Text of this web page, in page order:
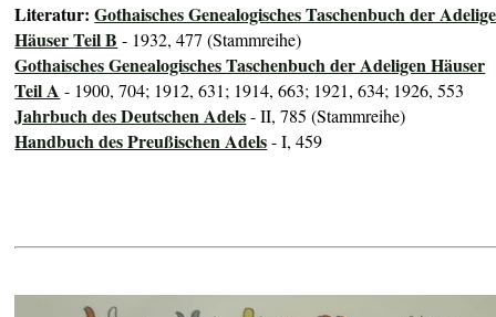
Literatur:Gothaisches Genealogisches Taschenbuch der
Häuser Teil B - 1932, 477 (Stammreihe)
Gothaisches Genealogisches Taschenbuch der Adeligen Häuser
Teil A - 1900, 704; 1912, 631; 1914, 663; 1921, 634; 1926, 553
Jahrbuch des Deutschen Adels- II, 785 (Stammreihe)
Handbuch des Preußischen Adels- I, 459